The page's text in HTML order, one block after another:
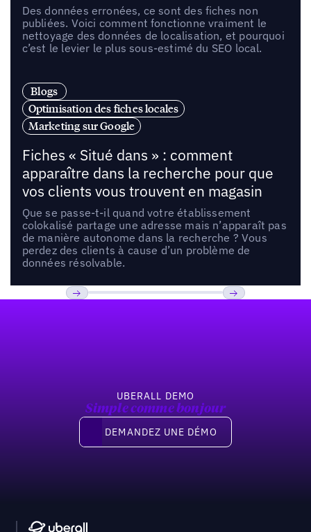
Des données erronées, ce sont des fiches non
publiées. Voici comment fonctionne vraiment le
nettoyage des données de localisation, et pourquoi
c’est le levier le plus sous-estimé du SEO local.
Blogs
Optimisation des fiches locales
Marketing sur Google
Fiches « Situé dans » : comment
apparaître dans la recherche pour que
vos clients vous trouvent en magasin
Que se passe-t-il quand votre établissement
colokalisé partage une adresse mais n’apparaît pas
de manière autonome dans la recherche ? Vous
perdez des clients à cause d’un problème de
données résolvable.
UBERALL DEMO
Simple comme bonjour
Demandez une démo
DEMANDEZ UNE DÉMO